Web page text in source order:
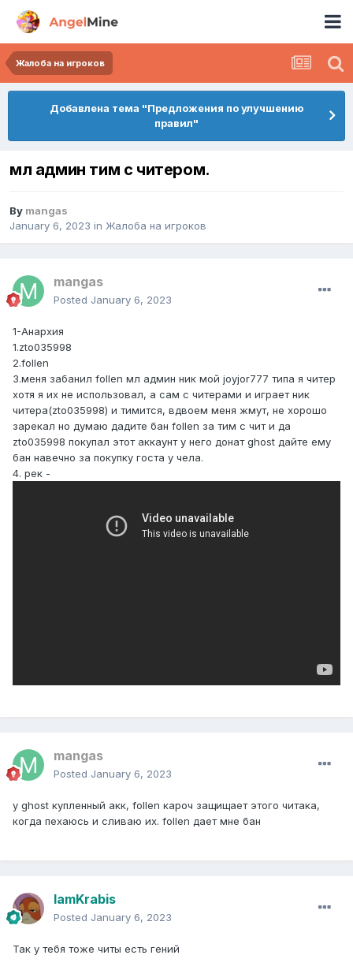
Жалоба на игроков
Добавлена тема "Предложения по улучшению
правил"
мл админ тим с читером.
By mangas
January 6, 2023 in Жалоба на игроков
mangas
Posted January 6, 2023
1-Анархия
1.zto035998
2.follen
3.меня забанил follen мл админ ник мой joyjor777 типа я читер
хотя я их не использовал, а сам с читерами и играет ник
читера(zto035998) и тимится, вдвоем меня жмут, не хорошо
зарекал но думаю дадите бан follen за тим с чит и да
zto035998 покупал этот аккаунт у него донат ghost дайте ему
бан навечно за покупку госта у чела.
4. рек -
mangas
Posted January 6, 2023
у ghost купленный акк, follen кароч защищает этого читака,
когда пехаюсь и сливаю их. follen дает мне бан
IamKrabis
Posted January 6, 2023
Так у тебя тоже читы есть гений